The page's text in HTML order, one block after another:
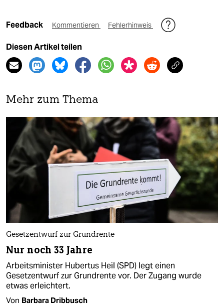
Feedback Kommentieren Fehlerhinweis
Diesen Artikel teilen
Mehr zum Thema
Gesetzentwurf zur Grundrente
Nur noch 33 Jahre
Arbeitsminister Hubertus Heil (SPD) legt einen
Gesetzentwurf zur Grundrente vor. Der Zugang wurde
etwas erleichtert.
Von Barbara Dribbusch